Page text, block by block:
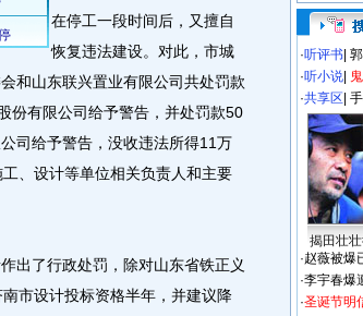
在停工一段时间后，又擅自
恢复违法建设。对此，市城
和山东联兴置业有限公司共处罚款
份有限公司给予警告，并处罚款50
司给予警告，没收违法所得11万
、设计等单位相关负责人和主要
了行政处罚，除对山东省铁正义
市设计投标资格半年，并建议降
·听评书
·听小说
·共享区
揭田壮
·赵薇被爆
·李宇春爆
·圣诞节明